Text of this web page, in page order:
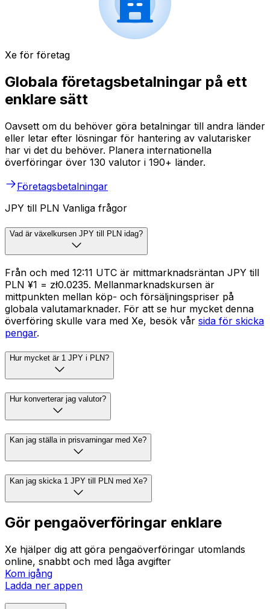
Xe för företag
Globala företagsbetalningar på ett
enklare sätt
Oavsett om du behöver göra betalningar till andra länder
eller letar efter lösningar för hantering av valutarisker
har vi det du behöver. Planera internationella
överföringar över 130 valutor i 190+ länder.
Företagsbetalningar
JPY till PLN Vanliga frågor
Vad är växelkursen JPY till PLN idag?
Från och med 12:11 UTC är mittmarknadsräntan JPY till
PLN ¥1 = zł0.0235. Mellanmarknadskursen är
mittpunkten mellan köp- och försäljningspriser på
globala valutamarknader. För att se hur mycket denna
överföring skulle vara med Xe, besök vår sida för skicka
pengar.
Hur mycket är 1 JPY i PLN?
Hur konverterar jag valutor?
Kan jag ställa in prisvarningar med Xe?
Kan jag skicka 1 JPY till PLN med Xe?
Gör pengaöverföringar enklare
Xe hjälper dig att göra pengaöverföringar utomlands
online, snabbt och med låga avgifter
Kom igång
Ladda ner appen